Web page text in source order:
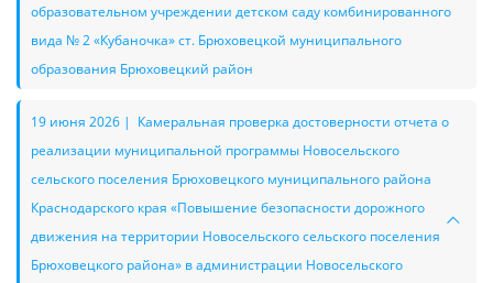
образовательном учреждении детском саду комбинированного
вида № 2 «Кубаночка» ст. Брюховецкой муниципального
образования Брюховецкий район
19 июня 2026 | Камеральная проверка достоверности отчета о
реализации муниципальной программы Новосельского
сельского поселения Брюховецкого муниципального района
Краснодарского края «Повышение безопасности дорожного
движения на территории Новосельского сельского поселения
Брюховецкого района» в администрации Новосельского